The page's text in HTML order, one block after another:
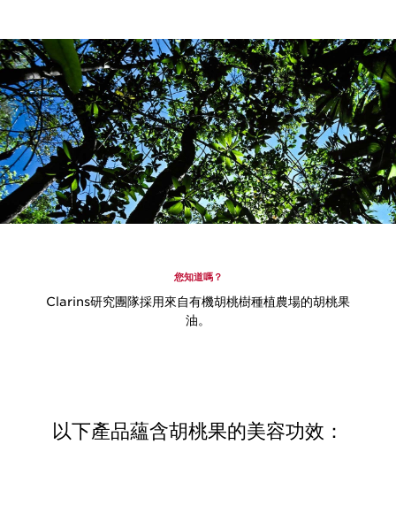
您知道嗎？
Clarins研究團隊採用來自有機胡桃樹種植農場的胡桃果
油。
以下產品蘊含胡桃果的美容功效：